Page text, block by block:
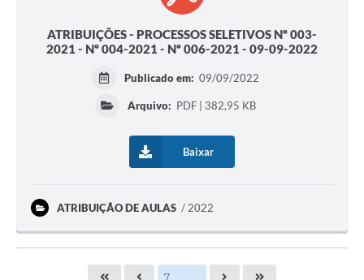
ATRIBUIÇÕES - PROCESSOS SELETIVOS Nº 003-
2021 - Nº 004-2021 - Nº 006-2021 - 09-09-2022
Publicado em: 09/09/2022
Arquivo: PDF | 382,95 KB
Baixar
ATRIBUIÇÃO DE AULAS 2022